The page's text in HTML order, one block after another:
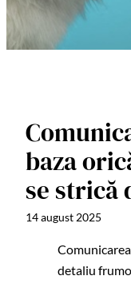
baza
se strică
14 august 2025
detaliu